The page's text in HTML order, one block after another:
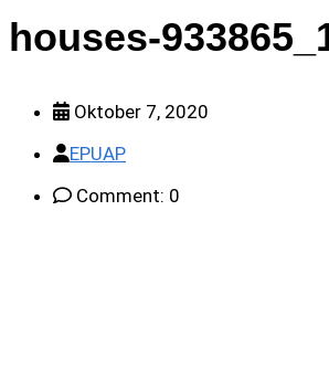
houses-
Oktober 7, 2020
EPUAP
Comment: 0